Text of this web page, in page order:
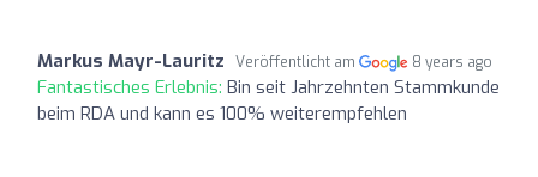
Markus Mayr-Lauritz Veröffentlicht am 8 years ago
Fantastisches Erlebnis: Bin seit Jahrzehnten Stammkunde
beim RDA und kann es 100% weiterempfehlen